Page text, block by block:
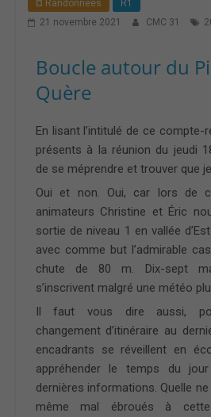
¤ Randonnées
R1
21 novembre 2021
CMC 31
Boucle autour du
Quère
En lisant l’intitulé de ce compte-
présents à la réunion du jeudi
de se méprendre et trouver que
Oui et non. Oui, car lors de
animateurs Christine et Éric
sortie de niveau 1 en vallée
avec comme but l’admirable
chute de 80 m. Dix-sept
s’inscrivent malgré une météo
Il faut vous dire aussi,
changement d’itinéraire au
encadrants se réveillent en
appréhender le temps du
dernières informations. Quelle
même mal ébroués à cette